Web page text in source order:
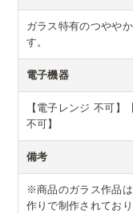
ガラス特有のつやや
す。
電子機器
【電子レンジ 不可
不可】
備考
※商品のガラス作品
作りで制作されてお